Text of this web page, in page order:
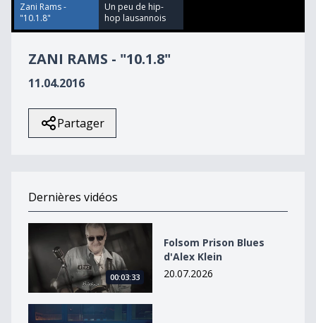
43
seconds
Zani Rams -
"10.1.8"
Un peu de hip-
hop lausannois
ZANI RAMS - "10.1.8"
11.04.2016
Partager
Dernières vidéos
Folsom Prison Blues d&#039;Alex Klein
00:03:33
Folsom Prison Blues
d'Alex Klein
20.07.2026
Wired de Vladek